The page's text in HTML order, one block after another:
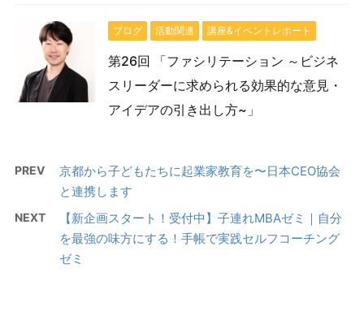
ブログ 活動関連 講座&イベントレポート
第26回 「ファシリテーション ～ビジネ
スリーダーに求められる効果的な意見・
アイデアの引き出し方~」
PREV
京都から子どもたちに起業家教育を〜日本CEO協会
と連携します
NEXT
【新企画スタート！受付中】子連れMBAゼミ｜自分
を最強の味方にする！手帳で実践セルフコーチング
ゼミ